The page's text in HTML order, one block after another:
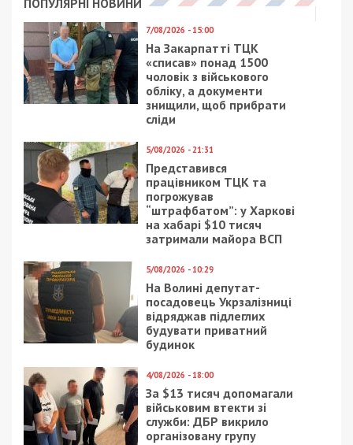
ПОПУЛЯРНІ НОВИНИ
7/08/2026 - 15:00
На Закарпатті ТЦК
«списав» понад 1500
чоловік з військового
обліку, а документи
знищили, щоб прибрати
сліди
5/08/2026 - 21:31
Представився
працівником ТЦК та
погрожував
“штрафбатом”: у Харкові
на хабарі $10 тисяч
затримали майора ВСП
5/08/2026 - 10:29
На Волині депутат-
посадовець Укрзалізниці
відряджав підлеглих
будувати приватний
будинок
4/08/2026 - 18:00
За $13 тисяч допомагали
військовим втекти зі
служби: ДБР викрило
організовану групу